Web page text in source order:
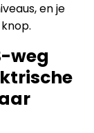
en je
weg